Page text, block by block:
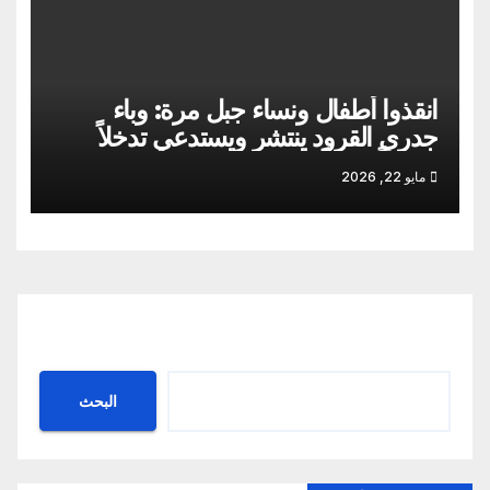
انقذوا أطفال ونساء جبل مرة: وباء
جدري القرود ينتشر ويستدعي تدخلاً
إنسانياً عاجلاً
مايو 22, 2026
البحث